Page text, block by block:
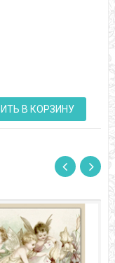
В КОРЗИНУ